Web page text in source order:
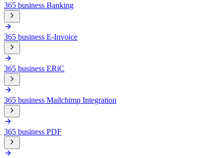
365 business Banking
365 business E-Invoice
365 business ERiC
365 business Mailchimp Integration
365 business PDF